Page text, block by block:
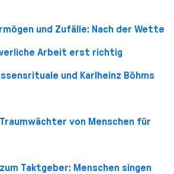
und Zufälle: Nach der Wette
Arbeit erst richtig
und Karlheinz Böhms
von Menschen für
Taktgeber: Menschen singen